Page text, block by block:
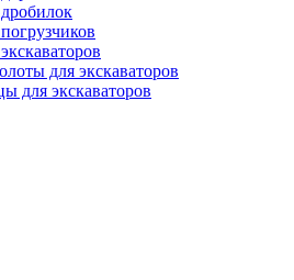
для экскаваторов
для экскаваторов